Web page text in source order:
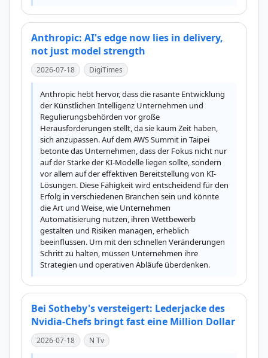
Anthropic: AI's edge now lies in delivery,
not just model strength
2026-07-18 DigiTimes
Anthropic hebt hervor, dass die rasante Entwicklung
der Künstlichen Intelligenz Unternehmen und
Regulierungsbehörden vor große
Herausforderungen stellt, da sie kaum Zeit haben,
sich anzupassen. Auf dem AWS Summit in Taipei
betonte das Unternehmen, dass der Fokus nicht nur
auf der Stärke der KI-Modelle liegen sollte, sondern
vor allem auf der effektiven Bereitstellung von KI-
Lösungen. Diese Fähigkeit wird entscheidend für den
Erfolg in verschiedenen Branchen sein und könnte
die Art und Weise, wie Unternehmen
Automatisierung nutzen, ihren Wettbewerb
gestalten und Risiken managen, erheblich
beeinflussen. Um mit den schnellen Veränderungen
Schritt zu halten, müssen Unternehmen ihre
Strategien und operativen Abläufe überdenken.
Bei Sotheby's versteigert: Lederjacke des
Nvidia-Chefs bringt fast eine Million Dollar
2026-07-18 N Tv